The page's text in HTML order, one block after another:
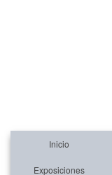
Inicio
Exposiciones